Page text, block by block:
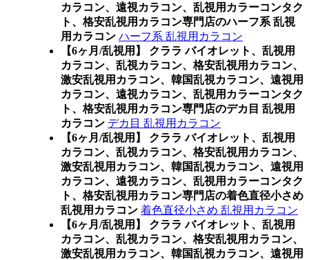
カラコン、遠視カラコン、乱視用カラーコンタク
ト、格安乱視用カラコン専門店のハーフ系 乱視
用カラコン ハーフ系 乱視用カラコン
【6ヶ月/乱視用】 クララ バイオレット、乱視用
カラコン、乱視カラコン、格安乱視用カラコン、
激安乱視用カラコン、韓国乱視カラコン、遠視用
カラコン、遠視カラコン、乱視用カラーコンタク
ト、格安乱視用カラコン専門店のデカ目 乱視用
カラコン デカ目 乱視用カラコン
【6ヶ月/乱視用】 クララ バイオレット、乱視用
カラコン、乱視カラコン、格安乱視用カラコン、
激安乱視用カラコン、韓国乱視カラコン、遠視用
カラコン、遠視カラコン、乱視用カラーコンタク
ト、格安乱視用カラコン専門店の着色直径小さめ
乱視用カラコン 着色直径小さめ 乱視用カラコン
【6ヶ月/乱視用】 クララ バイオレット、乱視用
カラコン、乱視カラコン、格安乱視用カラコン、
激安乱視用カラコン、韓国乱視カラコン、遠視用